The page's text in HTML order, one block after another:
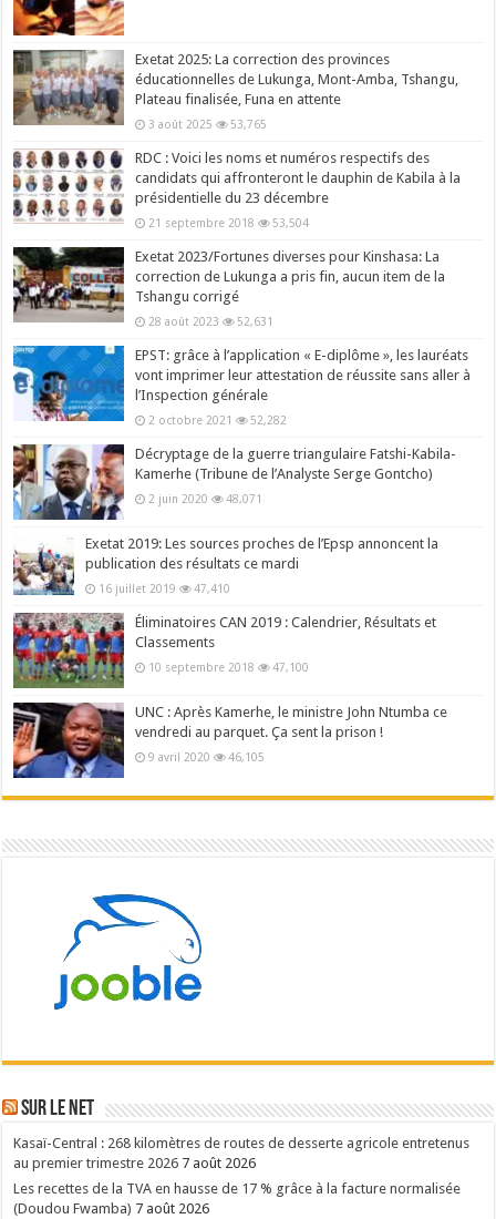
Exetat 2025: La correction des provinces
éducationnelles de Lukunga, Mont-Amba, Tshangu,
Plateau finalisée, Funa en attente
3 août 2025 53,765
RDC : Voici les noms et numéros respectifs des
candidats qui affronteront le dauphin de Kabila à la
présidentielle du 23 décembre
21 septembre 2018 53,504
Exetat 2023/Fortunes diverses pour Kinshasa: La
correction de Lukunga a pris fin, aucun item de la
Tshangu corrigé
28 août 2023 52,631
EPST: grâce à l’application « E-diplôme », les lauréats
vont imprimer leur attestation de réussite sans aller à
l’Inspection générale
2 octobre 2021 52,282
Décryptage de la guerre triangulaire Fatshi-Kabila-
Kamerhe (Tribune de l’Analyste Serge Gontcho)
2 juin 2020 48,071
Exetat 2019: Les sources proches de l’Epsp annoncent la
publication des résultats ce mardi
16 juillet 2019 47,410
Éliminatoires CAN 2019 : Calendrier, Résultats et
Classements
10 septembre 2018 47,100
UNC : Après Kamerhe, le ministre John Ntumba ce
vendredi au parquet. Ça sent la prison !
9 avril 2020 46,105
Sur le NET
Kasaï-Central : 268 kilomètres de routes de desserte agricole entretenus
au premier trimestre 2026 7 août 2026
Les recettes de la TVA en hausse de 17 % grâce à la facture normalisée
(Doudou Fwamba) 7 août 2026